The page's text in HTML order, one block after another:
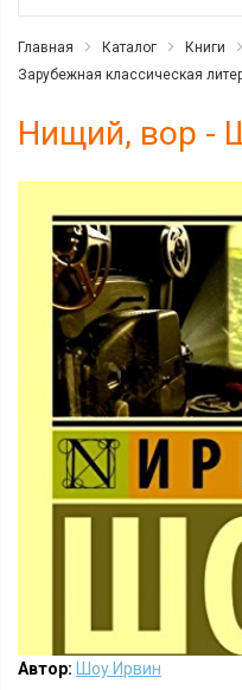
Главная Каталог Книги
Зарубежная классическая
Нищий, вор -
Автор: Шоу Ирвин